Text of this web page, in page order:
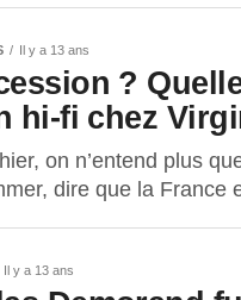
Il y a 13 ans
?
hi-fi chez
on n’entend plus
dire que la France
Il y a 13 ans